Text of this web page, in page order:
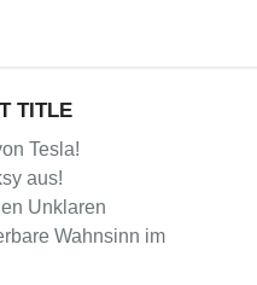
TITLE
Tesla!
aus!
Unklaren
Wahnsinn im